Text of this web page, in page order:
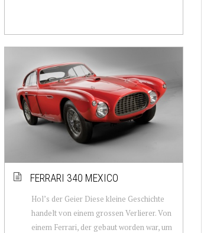
FERRARI 340 MEXICO
Hol’s der Geier Diese kleine Geschichte
handelt von einem grossen Verlierer. Von
einem Ferrari, der gebaut worden war, um